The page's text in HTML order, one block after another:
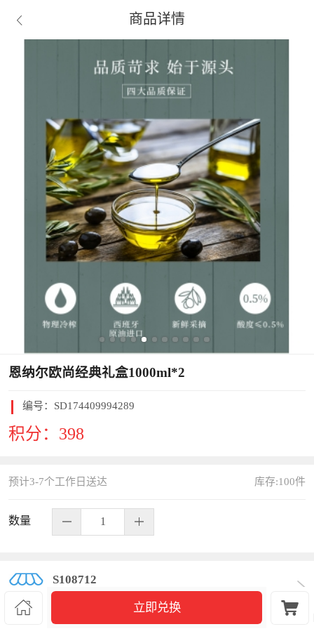
 商品详情
恩纳尔欧尚经典礼盒1000ml*2
编号： SD174409994289
积分： 398
库存:100件
预计3-7个工作日送达
数量
S108712
 立即兑换 